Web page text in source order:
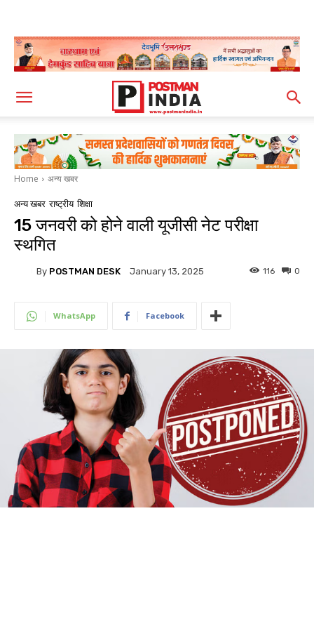
Home अन्य खबर
अन्य खबर राष्ट्रीय शिक्षा
15 जनवरी को होने वाली यूजीसी नेट परीक्षा
स्थगित
By POSTMAN DESK January 13, 2025 0
116
WhatsApp Facebook